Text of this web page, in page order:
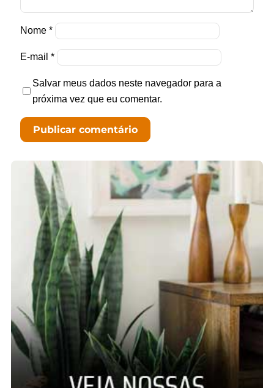
Nome *
E-mail *
Salvar meus dados neste navegador para a
próxima vez que eu comentar.